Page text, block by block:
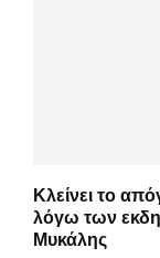
Κλείνει το
λόγω των
Μυκάλης